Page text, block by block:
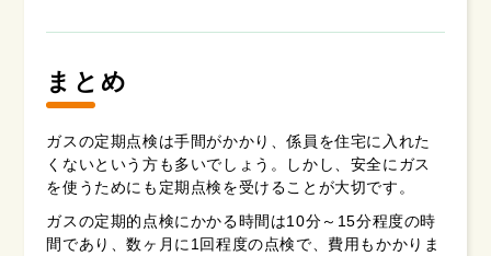
まとめ
ガスの定期点検は手間がかかり、係員を住宅に入れた
くないという方も多いでしょう。しかし、安全にガス
を使うためにも定期点検を受けることが大切です。
ガスの定期的点検にかかる時間は10分～15分程度の時
間であり、数ヶ月に1回程度の点検で、費用もかかりま